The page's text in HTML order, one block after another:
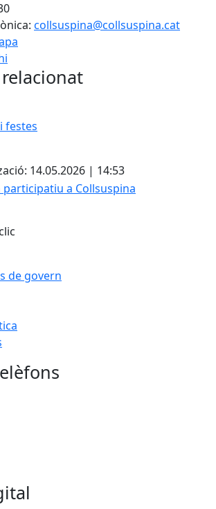
collsuspina@collsuspina.cat
festes
14.05.2026 | 14:53
a Collsuspina
de govern